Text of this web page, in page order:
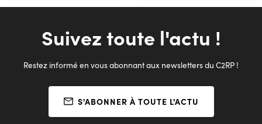
Suivez toute l'actu !
Restez informé en vous abonnant aux newsletters du C2RP !
S'ABONNER À TOUTE L'ACTU